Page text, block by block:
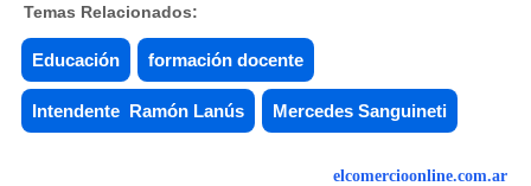
Temas Relacionados:
Educación formación docente
Intendente Ramón Lanús Mercedes Sanguineti
elcomercioonline.com.ar